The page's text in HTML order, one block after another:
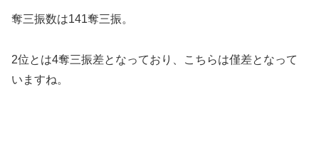
奪三振数は141奪三振。
2位とは4奪三振差となっており、こちらは僅差となって
いますね。